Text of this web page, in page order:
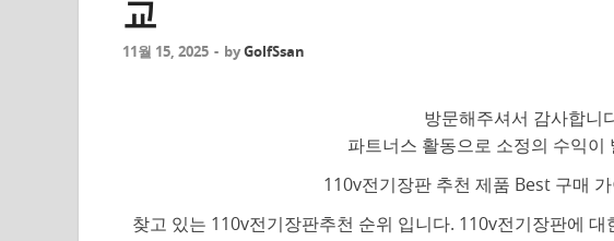
교
11월 15, 2025 - byGolfSsan
방문해주셔서 감사합니
파트너스 활동으로 소정의 수익이
110v전기장판 추천 제품 Best 구매
찾고 있는 110v전기장판추천 순위 입니다. 110v전기장판에